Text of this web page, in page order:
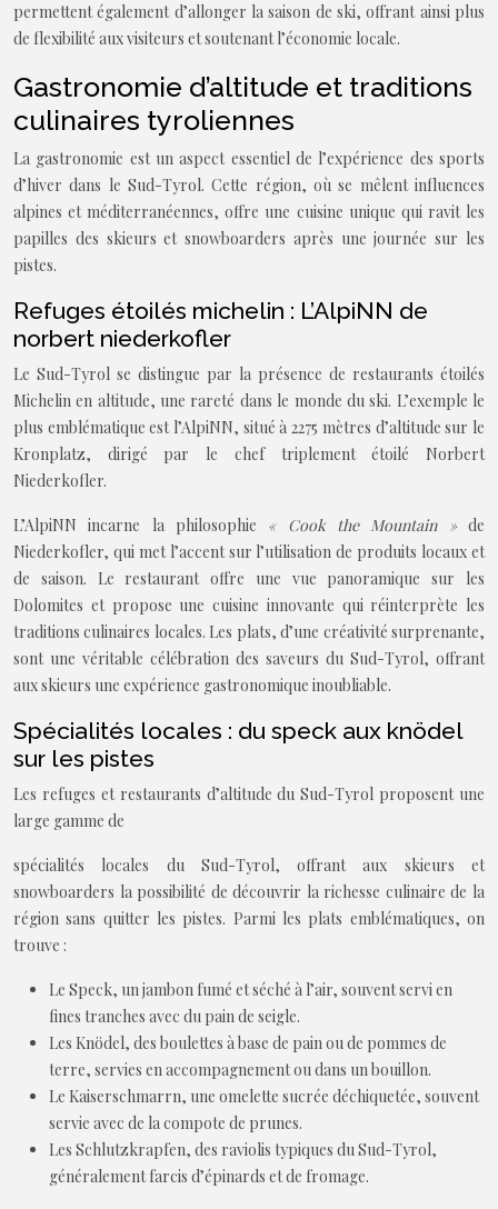
permettent également d’allonger la saison de ski, offrant ainsi plus
de flexibilité aux visiteurs et soutenant l’économie locale.
Gastronomie d’altitude et traditions
culinaires tyroliennes
La gastronomie est un aspect essentiel de l’expérience des sports
d’hiver dans le Sud-Tyrol. Cette région, où se mêlent influences
alpines et méditerranéennes, offre une cuisine unique qui ravit les
papilles des skieurs et snowboarders après une journée sur les
pistes.
Refuges étoilés michelin : L’AlpiNN de
norbert niederkofler
Le Sud-Tyrol se distingue par la présence de restaurants étoilés
Michelin en altitude, une rareté dans le monde du ski. L’exemple le
plus emblématique est l’AlpiNN, situé à 2275 mètres d’altitude sur le
Kronplatz, dirigé par le chef triplement étoilé Norbert
Niederkofler.
L’AlpiNN incarne la philosophie « Cook the Mountain »de
Niederkofler, qui met l’accent sur l’utilisation de produits locaux et
de saison. Le restaurant offre une vue panoramique sur les
Dolomites et propose une cuisine innovante qui réinterprète les
traditions culinaires locales. Les plats, d’une créativité surprenante,
sont une véritable célébration des saveurs du Sud-Tyrol, offrant
aux skieurs une expérience gastronomique inoubliable.
Spécialités locales : du speck aux knödel
sur les pistes
Les refuges et restaurants d’altitude du Sud-Tyrol proposent une
large gamme de
spécialités locales du Sud-Tyrol, offrant aux skieurs et
snowboarders la possibilité de découvrir la richesse culinaire de la
région sans quitter les pistes. Parmi les plats emblématiques, on
trouve :
Le Speck, un jambon fumé et séché à l’air, souvent servi en
fines tranches avec du pain de seigle.
Les Knödel, des boulettes à base de pain ou de pommes de
terre, servies en accompagnement ou dans un bouillon.
Le Kaiserschmarrn, une omelette sucrée déchiquetée, souvent
servie avec de la compote de prunes.
Les Schlutzkrapfen, des raviolis typiques du Sud-Tyrol,
généralement farcis d’épinards et de fromage.